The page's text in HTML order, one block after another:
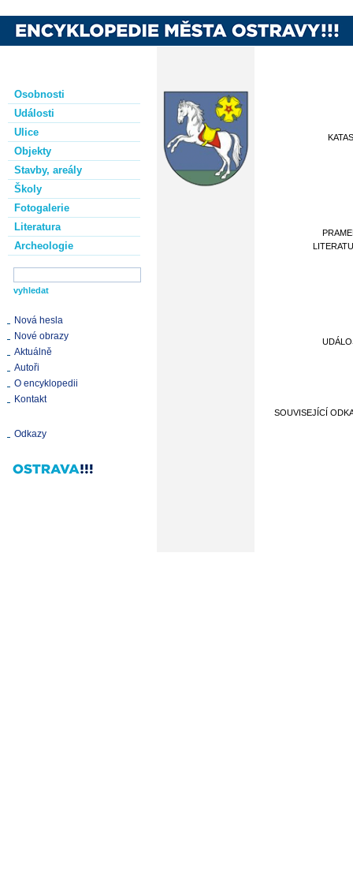
Osobnosti
Události
Ulice
Objekty
Stavby, areály
Školy
Fotogalerie
Literatura
Archeologie
Nová hesla
Nové obrazy
Aktuálně
Autoři
O encyklopedii
Kontakt
Odkazy
SOUVISEJÍCÍ